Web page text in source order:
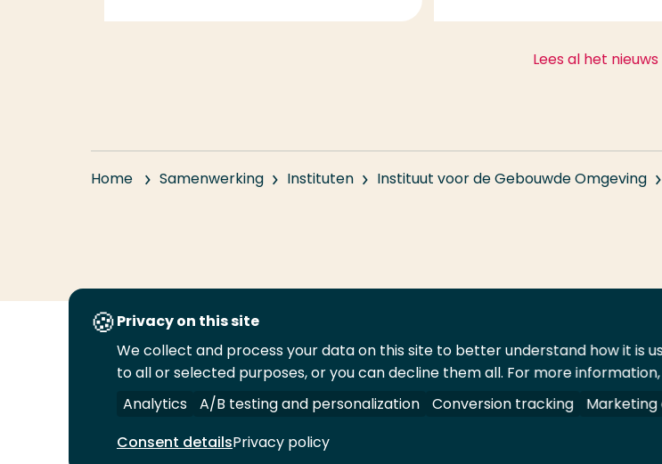
Lees al het nieuws
Home Samenwerking Instituten Instituut voor de Gebouwde Omgeving
Volg
ons
op
Volg
ons
op
Volg
ons
op
Volg
ons
op
Juridisch Security A-Z Index Contact Leveranciers
© 2026 Hogeschool Rotterdam. Alle rechten voorbehouden.
Privacy on this site
We collect and process your data on this site to better understand how it is
to all or selected purposes, or you can decline them all. For more
Analytics
A/B testing and personalization Conversion tracking
Consent detailsPrivacy policy